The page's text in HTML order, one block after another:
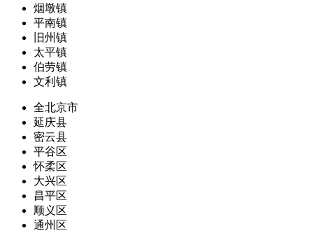
烟墩镇
平南镇
旧州镇
太平镇
伯劳镇
文利镇
全北京市
延庆县
密云县
平谷区
怀柔区
大兴区
昌平区
顺义区
通州区